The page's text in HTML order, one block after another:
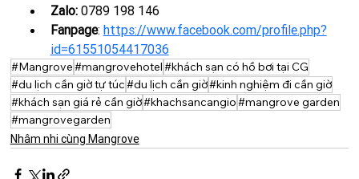
Zalo: 0789 198 146
Fanpage: https://www.facebook.com/profile.php?
id=61551054417036
#Mangrove#mangrovehotel#khách sạn có hồ bơi tại CG
#du lịch cần giờ tự túc#du lịch cần giờ#kinh nghiệm đi cần giờ
#khách sạn giá rẻ cần giờ#khachsancangio#mangrove garden
#mangrovegarden
Nhâm nhi cùng Mangrove